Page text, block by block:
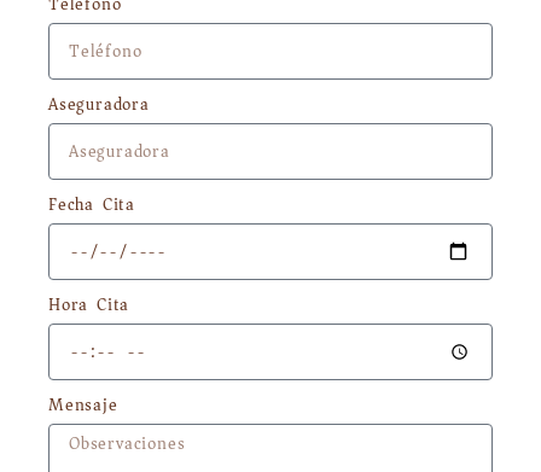
Aseguradora
Fecha Cita
Hora Cita
Mensaje